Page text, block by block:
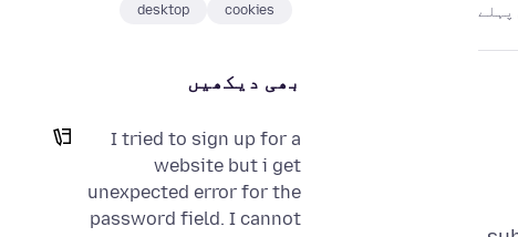
cookies
desktop
بھی دیکھیں
I tried to sign up for a
website but i get
unexpected error for the
password field. I cannot